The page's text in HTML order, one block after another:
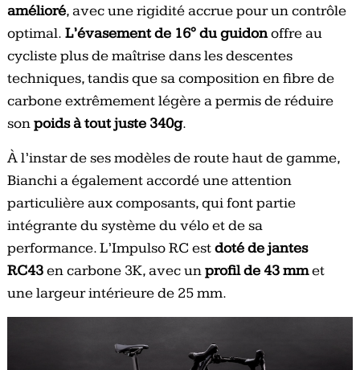
amélioré, avec une rigidité accrue pour un contrôle
optimal. L’évasement de 16° du guidonoffre au
cycliste plus de maîtrise dans les descentes
techniques, tandis que sa composition en fibre de
carbone extrêmement légère a permis de réduire
sonpoids à tout juste 340g.
À l’instar de ses modèles de route haut de gamme,
Bianchi a également accordé une attention
particulière aux composants, qui font partie
intégrante du système du vélo et de sa
performance. L’Impulso RC estdoté de jantes
RC43en carbone 3K, avec unprofil de 43 mmet
une largeur intérieure de 25 mm.